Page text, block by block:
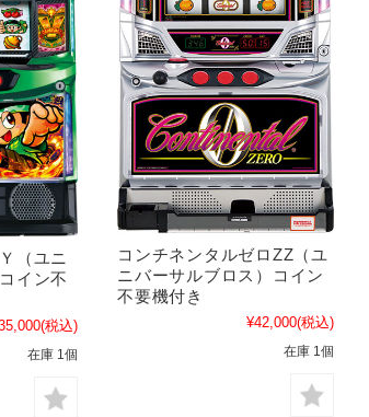
（ユニ
イン不
(税込)
在庫 1個
コンチネンタルゼロZZ（ユ
ニバーサルブロス）コイン
不要機付き
¥42,000(税込)
在庫 1個